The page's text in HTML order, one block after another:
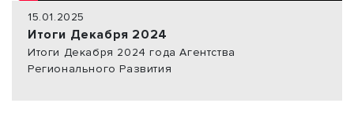
15.01.2025
Итоги Декабря 2024
Итоги Декабря 2024 года Агентства
Регионального Развития